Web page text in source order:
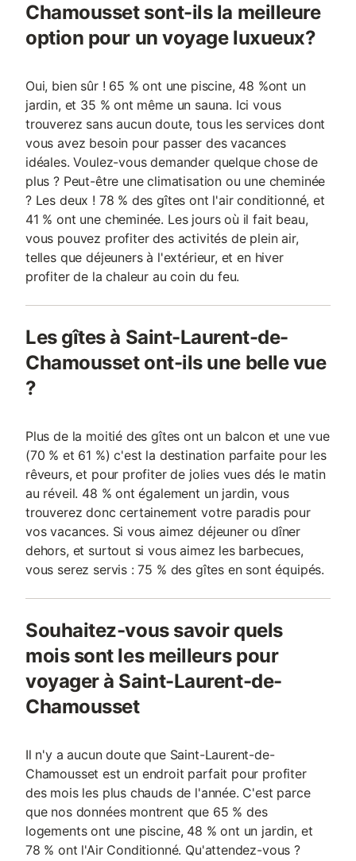
Chamousset sont-ils la meilleure
option pour un voyage luxueux?
Oui, bien sûr ! 65 % ont une piscine, 48 %ont un
jardin, et 35 % ont même un sauna. Ici vous
trouverez sans aucun doute, tous les services dont
vous avez besoin pour passer des vacances
idéales. Voulez-vous demander quelque chose de
plus ? Peut-être une climatisation ou une cheminée
? Les deux ! 78 % des gîtes ont l'air conditionné, et
41 % ont une cheminée. Les jours où il fait beau,
vous pouvez profiter des activités de plein air,
telles que déjeuners à l'extérieur, et en hiver
profiter de la chaleur au coin du feu.
Les gîtes à Saint-Laurent-de-
Chamousset ont-ils une belle vue
?
Plus de la moitié des gîtes ont un balcon et une vue
(70 % et 61 %) c'est la destination parfaite pour les
rêveurs, et pour profiter de jolies vues dés le matin
au réveil. 48 % ont également un jardin, vous
trouverez donc certainement votre paradis pour
vos vacances. Si vous aimez déjeuner ou dîner
dehors, et surtout si vous aimez les barbecues,
vous serez servis : 75 % des gîtes en sont équipés.
Souhaitez-vous savoir quels
mois sont les meilleurs pour
voyager à Saint-Laurent-de-
Chamousset
Il n'y a aucun doute que Saint-Laurent-de-
Chamousset est un endroit parfait pour profiter
des mois les plus chauds de l'année. C'est parce
que nos données montrent que 65 % des
logements ont une piscine, 48 % ont un jardin, et
78 % ont l'Air Conditionné. Qu'attendez-vous ?